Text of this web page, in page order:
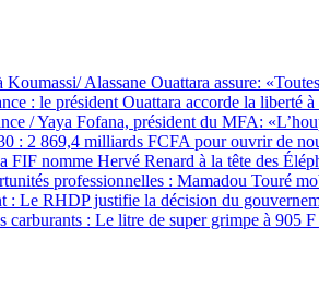
Koumassi/ Alassane Ouattara assure:
: le président Ouattara accorde la liberté
/ Yaya Fofana, président du MFA:
: 2 869,4 milliards FCFA pour ouvrir de
FIF nomme Hervé Renard à la tête des
professionnelles : Mamadou Touré
: Le RHDP justifie la décision du
carburants : Le litre de super grimpe à 905